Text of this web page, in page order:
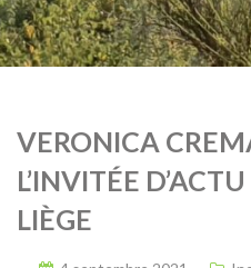
VERONICA
L’INVITÉE
LIÈGE